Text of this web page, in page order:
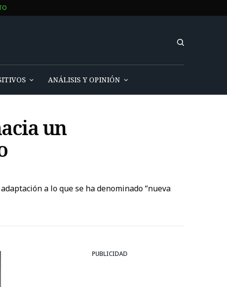
ANÁLISIS Y OPINIÓN
un
a lo que se ha denominado “nueva
PUBLICIDAD